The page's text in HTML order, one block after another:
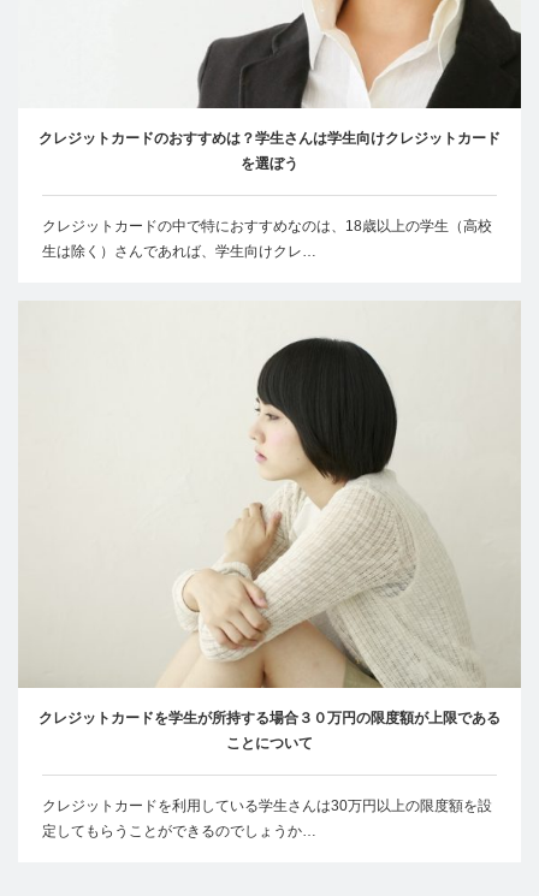
クレジットカードのおすすめは？学生さんは学生向けクレジットカード
を選ぼう
クレジットカードの中で特におすすめなのは、18歳以上の学生（高校
生は除く）さんであれば、学生向けクレ…
クレジットカードを学生が所持する場合３０万円の限度額が上限である
ことについて
クレジットカードを利用している学生さんは30万円以上の限度額を設
定してもらうことができるのでしょうか…